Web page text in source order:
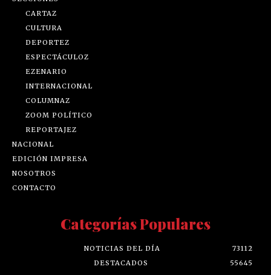
CARTAZ
CULTURA
DEPORTEZ
ESPECTÁCULOZ
EZENARIO
INTERNACIONAL
COLUMNAZ
ZOOM POLÍTICO
REPORTAJEZ
NACIONAL
EDICIÓN IMPRESA
NOSOTROS
CONTACTO
Categorías Populares
NOTICIAS DEL DÍA
73112
DESTACADOS
55645